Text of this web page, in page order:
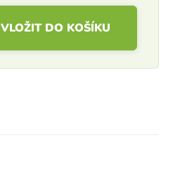
VLOŽIT DO KOŠÍKU